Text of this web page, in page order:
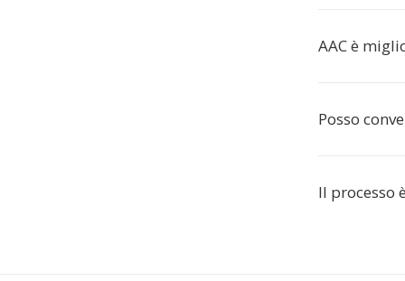
AAC è
Posso
Il processo